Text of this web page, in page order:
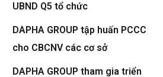
UBND Q5 tổ chức
DAPHA GROUP tập huấn PCCC
cho CBCNV các cơ sở
DAPHA GROUP tham gia triển